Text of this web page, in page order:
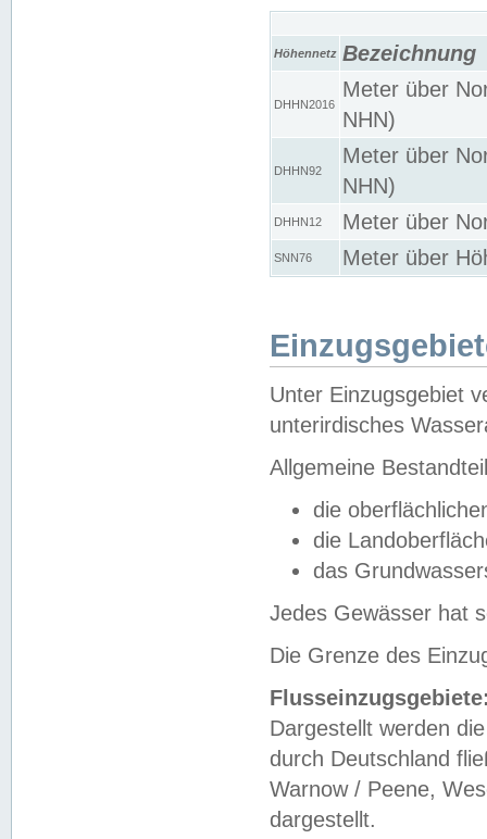
Höhennetz Bezeichnung
DHHN2016
Meter über
NHN)
DHHN92
Meter über
NHN)
DHHN12 Meter über
SNN76 Meter über
Unter Einzugsgebiet
unterirdisches
Allgemeine
die
die
das
Jedes Gewässer hat
Die Grenze des
Dargestellt werden
durch Deutschland
Warnow / Peene,
dargestellt.